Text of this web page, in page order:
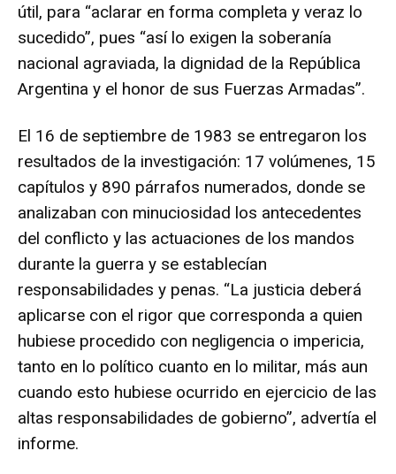
útil, para “aclarar en forma completa y veraz lo
sucedido”, pues “así lo exigen la soberanía
nacional agraviada, la dignidad de la República
Argentina y el honor de sus Fuerzas Armadas”.
El 16 de septiembre de 1983 se entregaron los
resultados de la investigación: 17 volúmenes, 15
capítulos y 890 párrafos numerados, donde se
analizaban con minuciosidad los antecedentes
del conflicto y las actuaciones de los mandos
durante la guerra y se establecían
responsabilidades y penas. “La justicia deberá
aplicarse con el rigor que corresponda a quien
hubiese procedido con negligencia o impericia,
tanto en lo político cuanto en lo militar, más aun
cuando esto hubiese ocurrido en ejercicio de las
altas responsabilidades de gobierno”, advertía el
informe.